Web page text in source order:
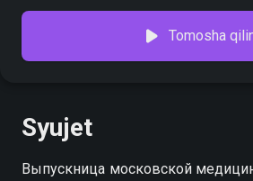
Tomosha
Syujet
Выпускница московской